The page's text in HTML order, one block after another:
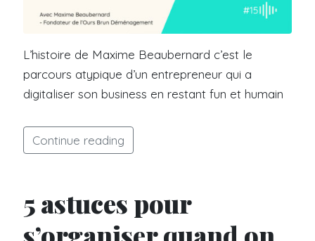
L’histoire de Maxime Beaubernard c’est le
parcours atypique d’un entrepreneur qui a
digitaliser son business en restant fun et humain
Continue reading
5 astuces pour